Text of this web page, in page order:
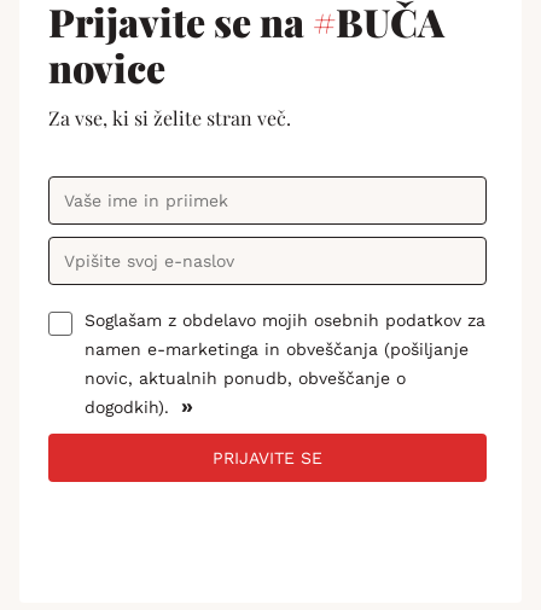
Prijavite se na#BUČA
novice
Za vse, ki si želite stran več.
Soglašam z obdelavo mojih osebnih podatkov za
namen e-marketinga in obveščanja (pošiljanje
novic, aktualnih ponudb, obveščanje o
dogodkih).
»
PRIJAVITE SE